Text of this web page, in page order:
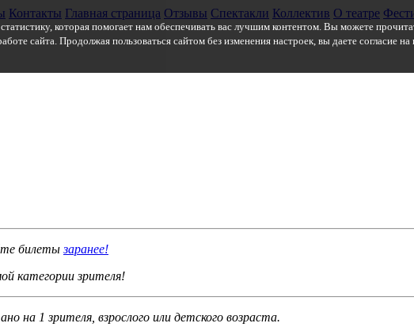
Контакты Главная страница Отзывы Спектакли Коллектив О театре
билетызаранее!
категории зрителя!
на 1 зрителя, взрос­лого или детского возраста.
которая помогает нам обеспечивать вас лучшим контентом. Вы можете
сайта. Продолжая пользоваться сайтом без изменения настроек, вы даете согласие